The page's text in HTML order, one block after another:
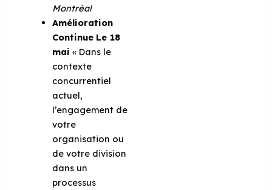
Montréal
Amélioration
Continue Le 18
mai « Dans le
contexte
concurrentiel
actuel,
l’engagement de
votre
organisation ou
de votre division
dans un
processus